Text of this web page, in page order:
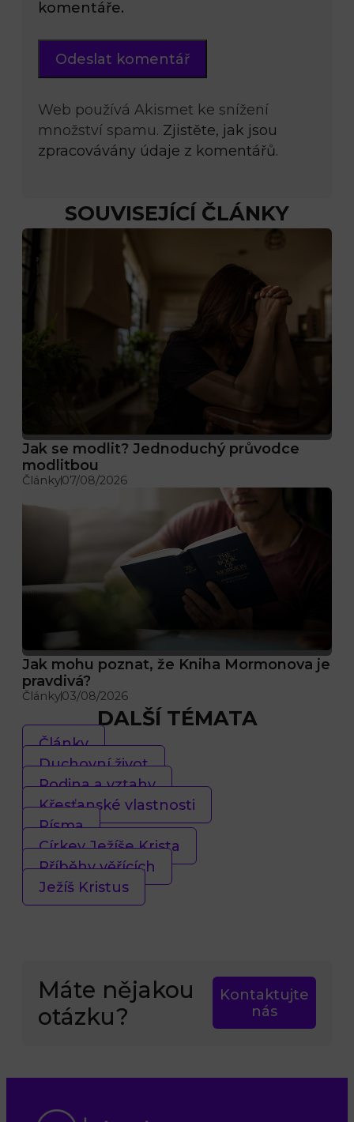
komentáře.
Web používá Akismet ke snížení
množství spamu. Zjistěte, jak jsou
zpracovávány údaje z komentářů.
SOUVISEJÍCÍ ČLÁNKY
Jak se modlit? Jednoduchý průvodce
modlitbou
Články07/08/2026
Jak mohu poznat, že Kniha Mormonova je
pravdivá?
Články03/08/2026
DALŠÍ TÉMATA
Články
Duchovní život
Rodina a vztahy
Křesťanské vlastnosti
Písma
Církev Ježíše Krista
Příběhy věřících
Ježíš Kristus
Máte nějakou
otázku?
Kontaktujte
nás